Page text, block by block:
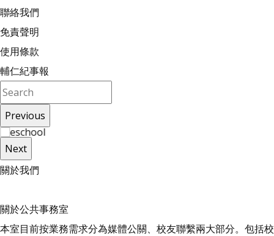
聯絡我們
免責聲明
使用條款
輔仁紀事報
Previous
Next
關於我們
關於公共事務室
本室目前按業務需求分為媒體公關、校友聯繫兩大部分。包括校